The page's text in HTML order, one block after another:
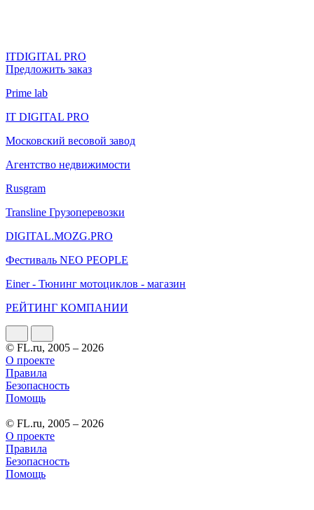
ITDIGITAL PRO
Предложить заказ
Prime lab
IT DIGITAL PRO
Московский весовой завод
Агентство недвижимости
Rusgram
Transline Грузоперевозки
DIGITAL.MOZG.PRO
Фестиваль NEO PEOPLE
Einer - Тюнинг мотоциклов - магазин
РЕЙТИНГ КОМПАНИИ
© FL.ru, 2005 – 2026
О проекте
Правила
Безопасность
Помощь
© FL.ru, 2005 – 2026
О проекте
Правила
Безопасность
Помощь